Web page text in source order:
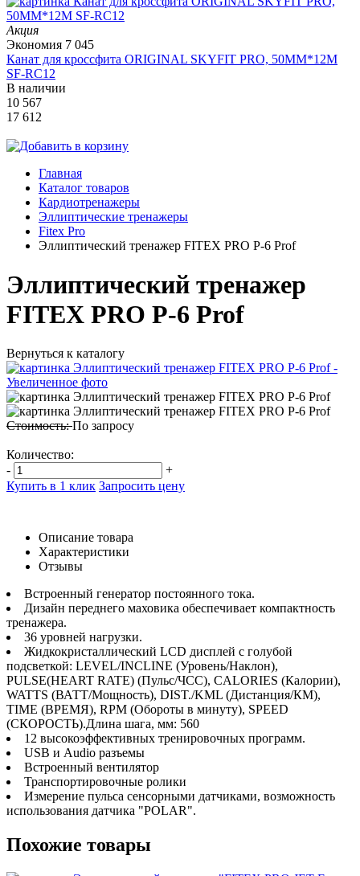
Акция
Экономия 7 045
Канат для кроссфита ORIGINAL SKYFIT PRO, 50MM*12M
SF-RС12
В наличии
10 567
17 612
Главная
Каталог товаров
Кардиотренажеры
Эллиптические тренажеры
Fitex Pro
Эллиптический тренажер FITEX PRO P-6 Prof
Эллиптический тренажер
FITEX PRO P-6 Prof
Вернуться к каталогу
Стоимость:По запросу
Количество:
-
+
Купить в 1 клик Запросить цену
Описание товара
Характеристики
Отзывы
Встроенный генератор постоянного тока.
Дизайн переднего маховика обеспечивает компактность
тренажера.
36 уровней нагрузки.
Жидкокристаллический LCD дисплей с голубой
подсветкой: LEVEL/INCLINE (Уровень/Наклон),
PULSE(HEART RATE) (Пульс/ЧСС), CALORIES (Калории),
WATTS (ВАТТ/Мощность), DIST./KML (Дистанция/КМ),
TIME (ВРЕМЯ), RPM (Обороты в минуту), SPEED
(СКОРОСТЬ).Длина шага, мм: 560
12 высокоэффективных тренировочных программ.
USB и Audio разъемы
Встроенный вентилятор
Транспортировочные ролики
Измерение пульса сенсорными датчиками, возможность
использования датчика "POLAR".
Похожие товары